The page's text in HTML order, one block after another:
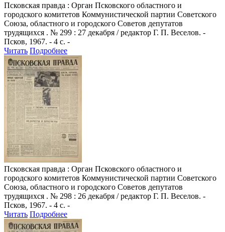
Псковская правда : Орган Псковского областного и
городского комитетов Коммунистической партии Советского
Союза, областного и городского Советов депутатов
трудящихся . № 299 : 27 декабря / редактор Г. П. Веселов. -
Псков, 1967. - 4 с. -
Читать Подробнее
Псковская правда : Орган Псковского областного и
городского комитетов Коммунистической партии Советского
Союза, областного и городского Советов депутатов
трудящихся . № 298 : 26 декабря / редактор Г. П. Веселов. -
Псков, 1967. - 4 с. -
Читать Подробнее